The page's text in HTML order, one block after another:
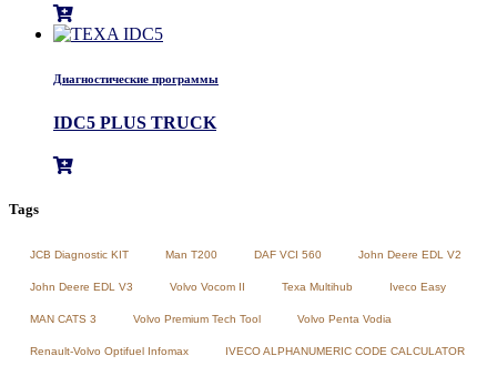
Диагностические программы
IDC5 PLUS TRUCK
Tags
JCB Diagnostic KIT Man T200 DAF VCI 560 John Deere EDL V2
John Deere EDL V3 Volvo Vocom II Texa Multihub Iveco Easy
MAN CATS 3 Volvo Premium Tech Tool Volvo Penta Vodia
Renault-Volvo Optifuel Infomax IVECO ALPHANUMERIC CODE CALCULATOR